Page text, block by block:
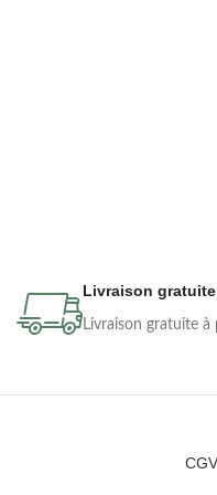
Livraison gratuite
Livraison gratuite
CGV